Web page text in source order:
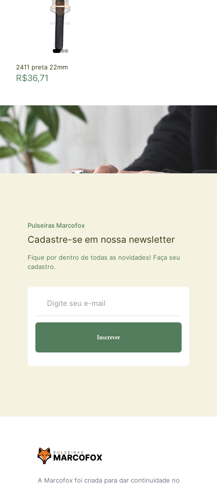
2411 preta 22mm
R$36,71
Pulseiras Marcofox
Cadastre-se em nossa newsletter
Fique por dentro de todas as novidades! Faça seu
cadastro.
A Marcofox foi criada para dar continuidade no